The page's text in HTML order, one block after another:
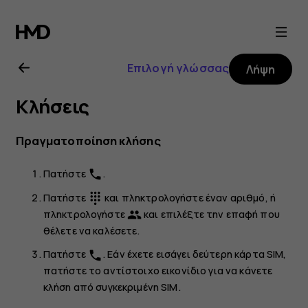
Οδηγίες
χρήσης
Nokia
4.2
Επιλογή γλώσσας Λήψη
Κλήσεις
Πραγματοποίηση κλήσης
Πατήστε phone .
Πατήστε dialpad και πληκτρολογήστε έναν αριθμό, ή
πληκτρολογήστε groupκαι επιλέξτε την επαφή που
θέλετε να καλέσετε.
Πατήστε phone. Εάν έχετε εισάγει δεύτερη κάρτα SIM,
πατήστε το αντίστοιχο εικονίδιο για να κάνετε
κλήση από συγκεκριμένη SIM.